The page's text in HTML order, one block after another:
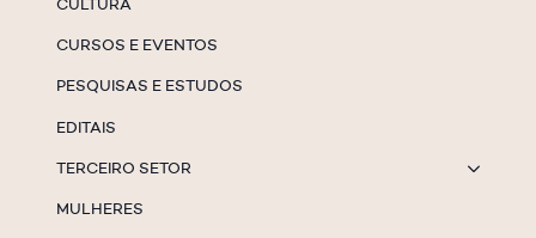
CURSOS E EVENTOS
PESQUISAS E ESTUDOS
EDITAIS
TERCEIRO SETOR
MULHERES